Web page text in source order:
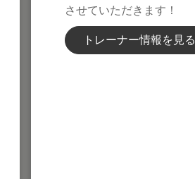
させていただきます！
トレーナー情報を見る